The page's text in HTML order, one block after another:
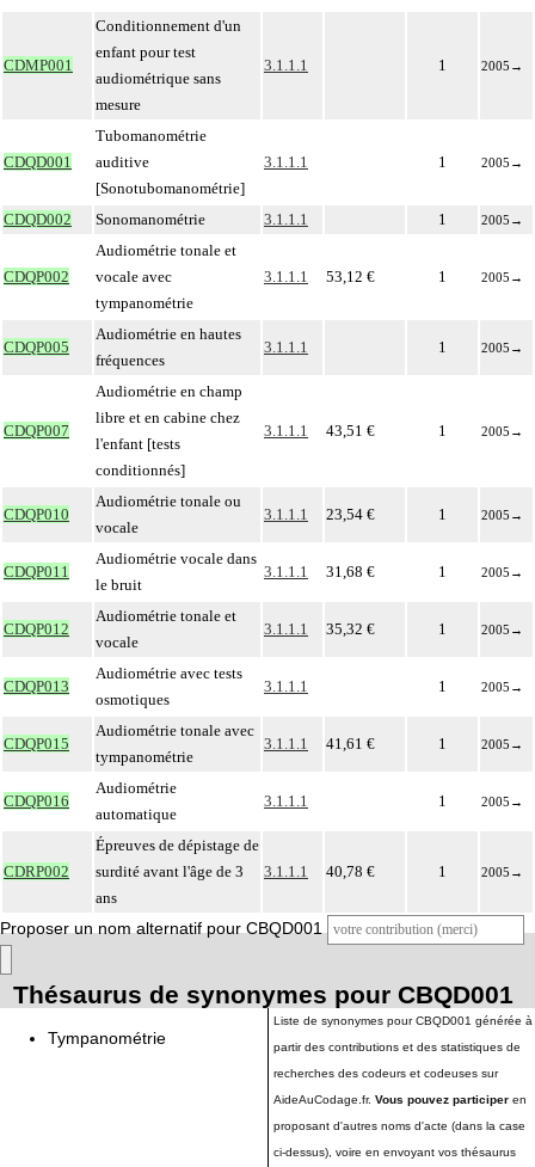
CDMP001
Conditionnement d'un
enfant pour test
audiométrique sans
mesure
3.1.1.1 1 2005 →
CDQD001
Tubomanométrie
auditive
[Sonotubomanométrie]
3.1.1.1 1 2005 →
CDQD002 Sonomanométrie 3.1.1.1 1 2005 →
CDQP002
Audiométrie tonale et
vocale avec
tympanométrie
3.1.1.1 53,12 € 1 2005 →
CDQP005
Audiométrie en hautes
fréquences
3.1.1.1 1 2005 →
CDQP007
Audiométrie en champ
libre et en cabine chez
l'enfant [tests
conditionnés]
3.1.1.1 43,51 € 1 2005 →
CDQP010
Audiométrie tonale ou
vocale
3.1.1.1 23,54 € 1 2005 →
CDQP011
Audiométrie vocale dans
le bruit
3.1.1.1 31,68 € 1 2005 →
CDQP012
Audiométrie tonale et
vocale
3.1.1.1 35,32 € 1 2005 →
CDQP013
Audiométrie avec tests
osmotiques
3.1.1.1 1 2005 →
CDQP015
Audiométrie tonale avec
tympanométrie
3.1.1.1 41,61 € 1 2005 →
CDQP016
Audiométrie
automatique
3.1.1.1 1 2005 →
CDRP002
Épreuves de dépistage de
surdité avant l'âge de 3
ans
3.1.1.1 40,78 € 1 2005 →
Proposer un nom alternatif pour CBQD001
Thésaurus de synonymes pour CBQD001
Tympanométrie
Liste de synonymes pour CBQD001 générée à
partir des contributions et des statistiques de
recherches des codeurs et codeuses sur
AideAuCodage.fr. Vous pouvez participer en
proposant d'autres noms d'acte (dans la case
ci-dessus), voire en envoyant vos thésaurus